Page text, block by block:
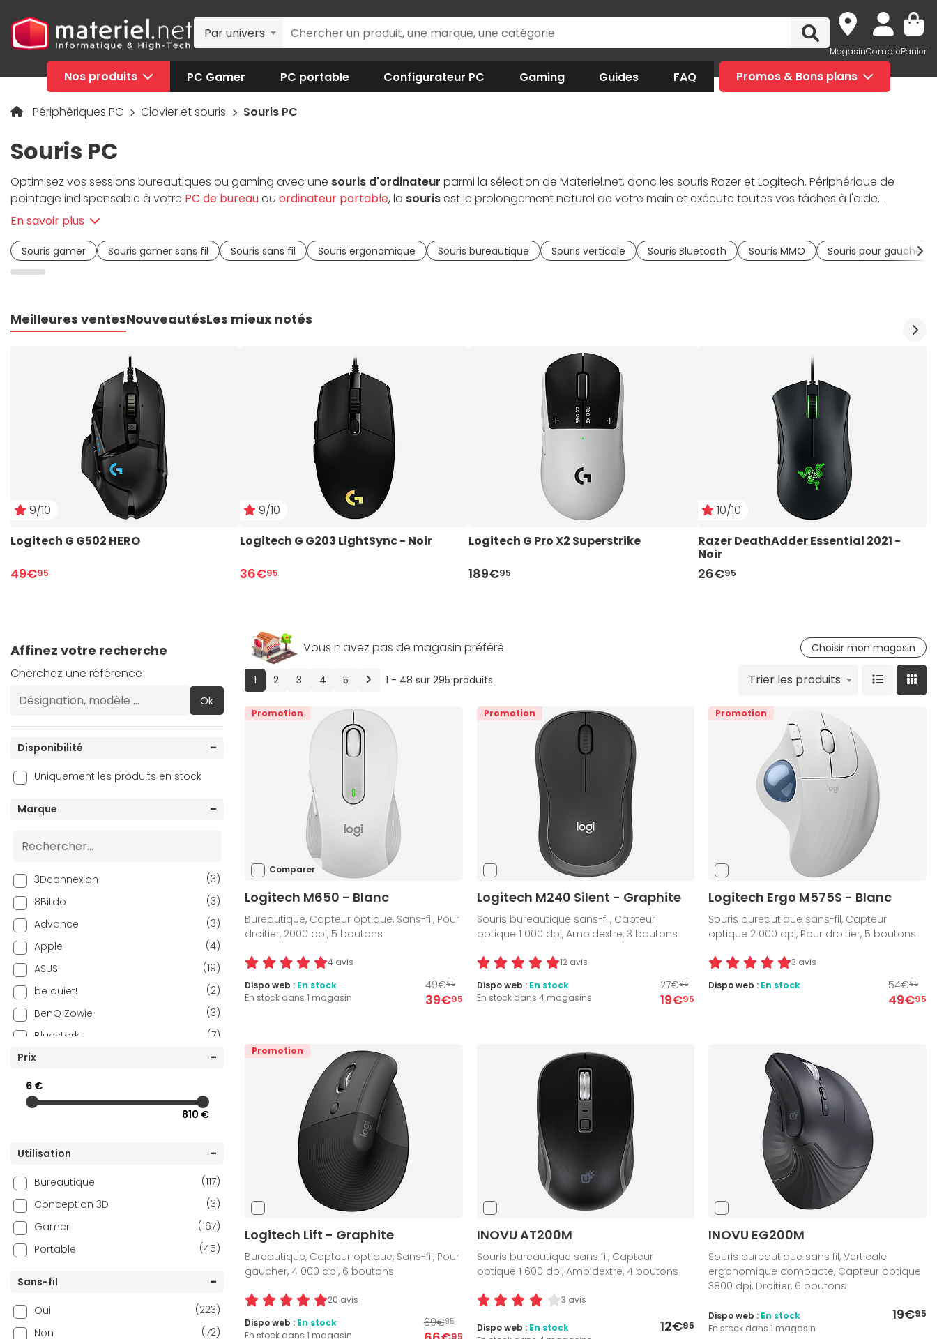
Par univers
MagasinComptePanier
Nos produits PC Gamer PC portable Configurateur PC Gaming Guides FAQ Promos & Bons plans
Périphériques PC Clavier et souris Souris PC
Souris PC
Optimisez vos sessions bureautiques ou gaming avec une souris d'ordinateur parmi la sélection de Materiel.net, donc les souris Razer et Logitech. Périphérique de
pointage indispensable à votre PC de bureauou ordinateur portable, la sourisest le prolongement naturel de votre main et exécute toutes vos tâches à l'aide
desboutons et de la molette. Dédiée aux joueurs et plus réactive que la moyenne, la
nombre élevé de DPI pour améliorer la précision de vos actions, essentielle pour les FPS et les MMORPG. Luttant contre l'inconfort, la
souris verticale, permet de restituer la position naturelle du poignet. Lasouris sans filvous permettra d'organiser votre espace sans les contraintes de câble. N'attendez
plus pour vous offrir unesouris informatiqueperformante et adaptée à votre usage !
En savoir plus
Souris gamer Souris gamer sans fil Souris sans fil Souris ergonomique Souris bureautique Souris verticale Souris Bluetooth Souris MMO Souris pour gaucher
Meilleures ventesNouveautésLes mieux notés
9/10
Logitech G G502 HERO
49€95
9/10
Logitech G G203 LightSync - Noir
36€95
Logitech G Pro X2 Superstrike
189€95
10/10
Razer DeathAdder Essential 2021 -
Noir
26€95
Affinez votre recherche
Cherchez une référence
Ok
Disponibilité
Uniquement les produits en stock
Marque
3Dconnexion
(3)
8Bitdo
(3)
Advance
(3)
Apple
(4)
ASUS
(19)
be quiet!
(2)
BenQ Zowie
(3)
Bluestork
(7)
Cherry
(8)
Cooler Master
Corsair
(21)
INOVU
(1)
Logitech
(66)
(31)
(4)
Mchose
(1)
Microsoft
(2)
(3)
Prix
6 €
810 €
Utilisation
Bureautique
(117)
Conception 3D
(3)
Gamer
(167)
Portable
(45)
Sans-fil
Oui
(223)
Non
(72)
Vous n'avez pas de magasin préféré Choisir mon magasin
1(current)
2 3 4 5 Suivant
1 - 48 sur 295 produits Trier les produits
Promotion
Comparer
Logitech M650 - Blanc
Bureautique, Capteur optique, Sans-fil, Pour
droitier, 2000 dpi, 5 boutons
4 avis
49€95
39€95
Dispo web : En stock
En stock dans 1 magasin
Promotion
Logitech M240 Silent - Graphite
Souris bureautique sans-fil, Capteur
optique 1 000 dpi, Ambidextre, 3 boutons
12 avis
27€95
19€95
Dispo web : En stock
En stock dans 4 magasins
Promotion
Logitech Ergo M575S - Blanc
Souris bureautique sans-fil, Capteur
optique 2 000 dpi, Pour droitier, 5 boutons
3 avis
54€95
49€95
Dispo web : En stock
Promotion
Logitech Lift - Graphite
Bureautique, Capteur optique, Sans-fil, Pour
gaucher, 4 000 dpi, 6 boutons
20 avis
69€95
95
Dispo web : En stock
En stock dans 1 magasin
INOVU AT200M
Souris bureautique sans fil, Capteur
optique 1 600 dpi, Ambidextre, 4 boutons
3 avis
12€95
Dispo web : En stock
INOVU EG200M
Souris bureautique sans fil, Verticale
ergonomique compacte, Capteur optique
3800 dpi, Droitier, 6 boutons
19€95
Dispo web : En stock
En stock dans 1 magasin